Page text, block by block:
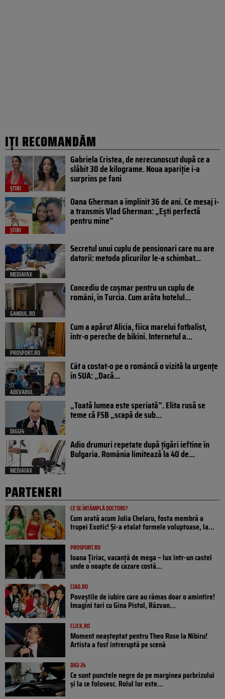
IȚI RECOMANDĂM
ȘTIRI
Gabriela Cristea, de nerecunoscut după ce a
slăbit 30 de kilograme. Noua apariție i-a
surprins pe fani
ȘTIRI
Oana Gherman a împlinit 36 de ani. Ce mesaj i-
a transmis Vlad Gherman: „Ești perfectă
pentru mine”
MEDIAFAX
Secretul unui cuplu de pensionari care nu are
datorii: metoda plicurilor le-a schimbat...
GANDUL.RO
Concediu de coșmar pentru un cuplu de
români, în Turcia. Cum arăta hotelul...
PROSPORT.RO
Cum a apărut Alicia, fiica marelui fotbalist,
într-o pereche de bikini. Internetul a...
ADEVARUL
Cât a costat-o pe o româncă o vizită la urgențe
în SUA: „Dacă...
DIGI24
„Toată lumea este speriată”. Elita rusă se
teme că FSB „scapă de sub...
MEDIAFAX
Adio drumuri repetate după țigări ieftine în
Bulgaria. România limitează la 40 de...
PARTENERI
CE SE ÎNTÂMPLĂ DOCTORE?
Cum arată acum Julia Chelaru, fosta membră a
trupei Exotic! Și-a etalat formele voluptoase, la...
PROSPORT.RO
Ioana Țiriac, vacanță de mega – lux într-un castel
unde o noapte de cazare costă...
CIAO.RO
Poveştile de iubire care au rămas doar o amintire!
Imagini tari cu Gina Pistol, Răzvan...
CLICK.RO
Moment neașteptat pentru Theo Rose la Nibiru!
Artista a fost întreruptă pe scenă
DIGI 24
Ce sunt punctele negre de pe marginea parbrizului
și la ce folosesc. Rolul lor este...